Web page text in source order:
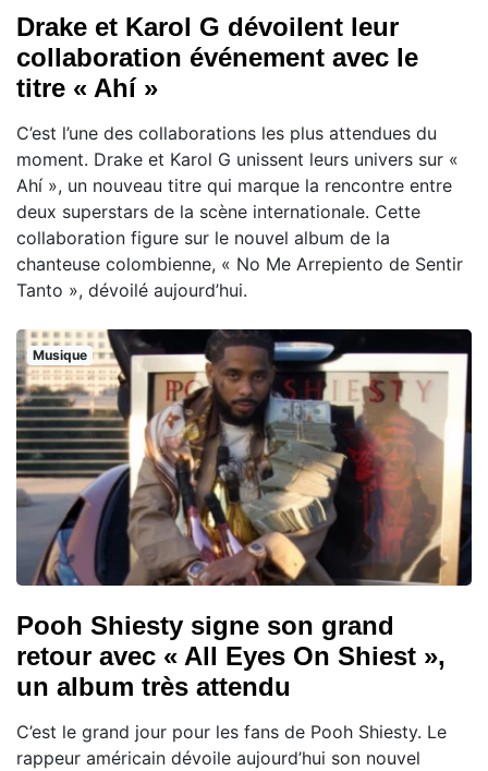
Drake et Karol G dévoilent leur
collaboration événement avec le
titre « Ahí »
C’est l’une des collaborations les plus attendues du
moment. Drake et Karol G unissent leurs univers sur «
Ahí », un nouveau titre qui marque la rencontre entre
deux superstars de la scène internationale. Cette
collaboration figure sur le nouvel album de la
chanteuse colombienne, « No Me Arrepiento de Sentir
Tanto », dévoilé aujourd’hui.
Musique
Pooh Shiesty signe son grand
retour avec « All Eyes On Shiest »,
un album très attendu
C’est le grand jour pour les fans de Pooh Shiesty. Le
rappeur américain dévoile aujourd’hui son nouvel